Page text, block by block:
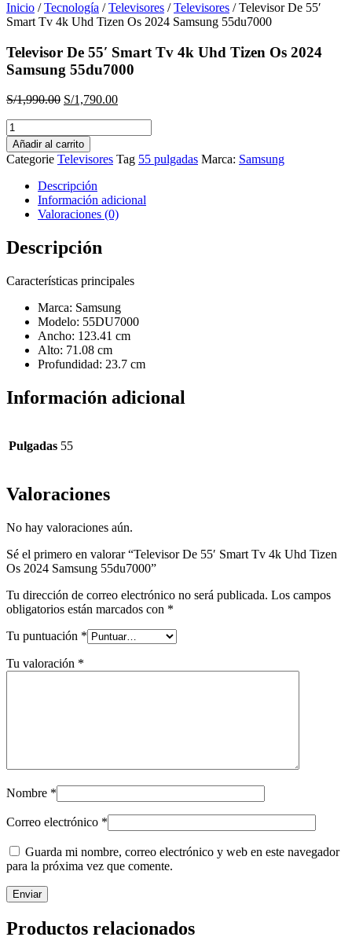
Inicio /Tecnología /Televisores /Televisores / Televisor De 55′
Smart Tv 4k Uhd Tizen Os 2024 Samsung 55du7000
Televisor De 55′ Smart Tv 4k Uhd Tizen Os 2024
Samsung 55du7000
S/1,990.00 El
era:
S/1,990.00.
S/1,790.00El
S/1,790.00.
Televisor
De
55'
Smart
Uhd
Os
2024
55du7000
Añadir al carrito
Categorie Televisores Tag 55 pulgadas Marca: Samsung
Descripción
Información adicional
Valoraciones (0)
Descripción
Características principales
Marca: Samsung
Modelo: 55DU7000
Ancho: 123.41 cm
Alto: 71.08 cm
Profundidad: 23.7 cm
Información adicional
Pulgadas 55
Valoraciones
No hay valoraciones aún.
Sé el primero en valorar “Televisor De 55′ Smart Tv 4k Uhd Tizen
Os 2024 Samsung 55du7000”
Tu dirección de correo electrónico no será publicada. Los campos
obligatorios están marcados con *
Tu puntuación *
Tu valoración *
Nombre *
Correo electrónico *
Guarda mi nombre, correo electrónico y web en este navegador
para la próxima vez que comente.
Productos relacionados